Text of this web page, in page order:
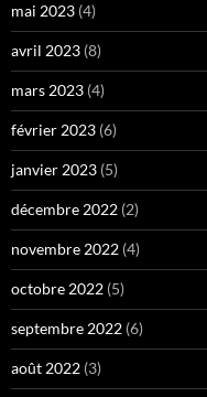
mai 2023 (4)
avril 2023 (8)
mars 2023 (4)
février 2023 (6)
janvier 2023 (5)
décembre 2022 (2)
novembre 2022 (4)
octobre 2022 (5)
septembre 2022 (6)
août 2022 (3)